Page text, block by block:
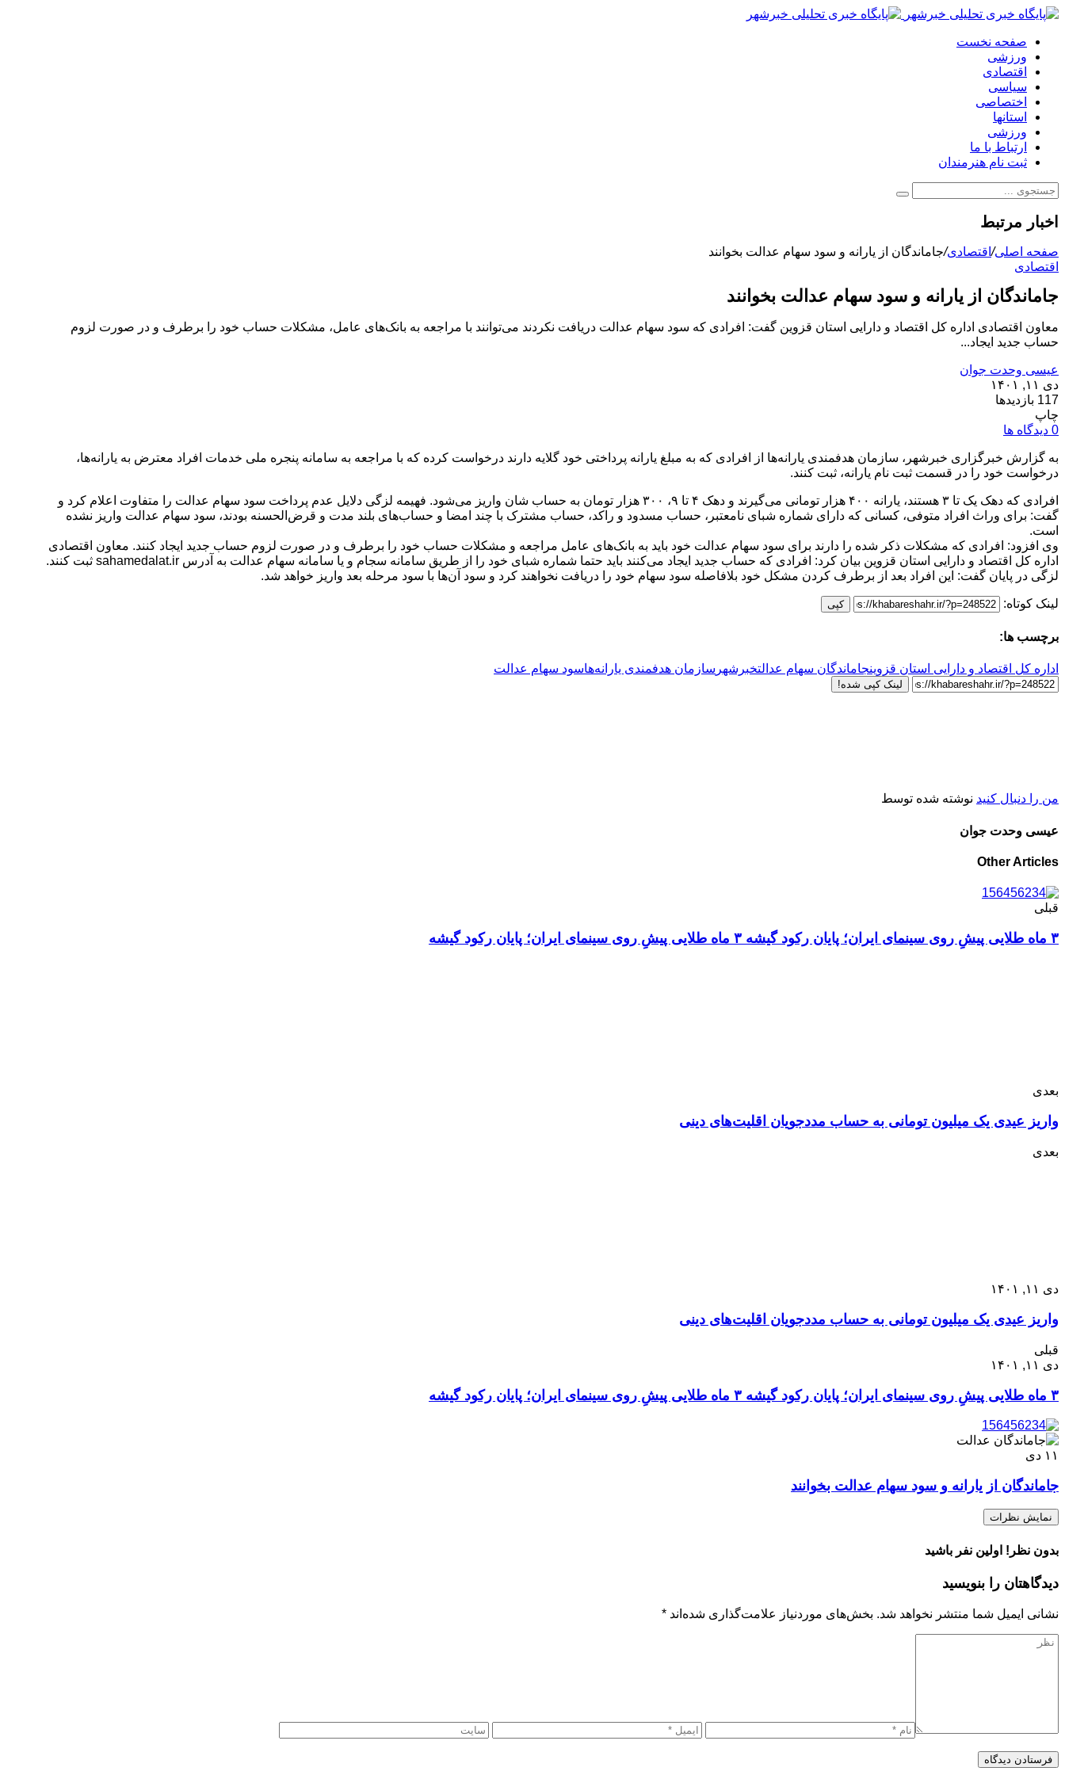
صفحه نخست
ورزشی
اقتصادی
سیاسی
اختصاصی
استانها
ورزشی
ارتباط با ما
ثبت نام هنرمندان
اخبار مرتبط
صفحه اصلی/اقتصادی/جاماندگان از یارانه و سود سهام عدالت بخوانند
اقتصادی
جاماندگان از یارانه و سود سهام عدالت بخوانند
معاون اقتصادی اداره کل اقتصاد و دارایی استان قزوین گفت: افرادی که سود سهام عدالت دریافت نکردند می‌توانند با مراجعه به بانک‌های عامل، مشکلات حساب خود را برطرف و در صورت لزوم
حساب جدید ایجاد...
عیسی وحدت جوان
دی ۱۱, ۱۴۰۱
117 بازدیدها
چاپ
0 دیدگاه ها
به گزارش خبرگزاری خبرشهر، سازمان هدفمندی یارانه‌ها از افرادی که به مبلغ یارانه پرداختی خود گلایه دارند درخواست کرده که با مراجعه به سامانه پنجره ملی خدمات افراد معترض به یارانه‌ها،
درخواست خود را در قسمت ثبت نام یارانه، ثبت کنند.
افرادی که دهک یک تا ۳ هستند، یارانه ۴۰۰ هزار تومانی می‌گیرند و دهک ۴ تا ۹، ۳۰۰ هزار تومان به حساب شان واریز می‌شود. فهیمه لزگی دلایل عدم پرداخت سود سهام عدالت را متفاوت اعلام کرد و
گفت: برای وراث افراد متوفی، کسانی که دارای شماره شبای نامعتبر، حساب مسدود و راکد، حساب مشترک با چند امضا و حساب‌های بلند مدت و قرض‌الحسنه بودند، سود سهام عدالت واریز نشده
است.
وی افزود: افرادی که مشکلات ذکر شده را دارند برای سود سهام عدالت خود باید به بانک‌های عامل مراجعه و مشکلات حساب خود را برطرف و در صورت لزوم حساب جدید ایجاد کنند. معاون اقتصادی
اداره کل اقتصاد و دارایی استان قزوین بیان کرد: افرادی که حساب جدید ایجاد می‌کنند باید حتما شماره شبای خود را از طریق سامانه سجام و یا سامانه سهام عدالت به آدرس sahamedalat.ir ثبت کنند.
لزگی در پایان گفت: این افراد بعد از برطرف کردن مشکل خود بلافاصله سود سهام خود را دریافت نخواهند کرد و سود آن‌ها با سود مرحله بعد واریز خواهد شد.
لینک کوتاه: کپی
برچسب ها:
اداره کل اقتصاد و دارایی استان قزوینجاماندگان سهام عدالتخبرشهر سازمان هدفمندی یارانه‌هاسود سهام عدالت
لینک کپی شده!
من را دنبال کنید نوشته شده توسط
عیسی وحدت جوان
Other Articles
قبلی
۳ ماه طلایی پیشِ روی سینمای ایران؛ پایان رکود گیشه ۳ ماه طلایی پیشِ روی سینمای ایران؛ پایان رکود گیشه
بعدی
واریز عیدی یک میلیون تومانی به حساب مددجویان اقلیت‌های دینی
بعدی
دی ۱۱, ۱۴۰۱
واریز عیدی یک میلیون تومانی به حساب مددجویان اقلیت‌های دینی
قبلی
دی ۱۱, ۱۴۰۱
۳ ماه طلایی پیشِ روی سینمای ایران؛ پایان رکود گیشه ۳ ماه طلایی پیشِ روی سینمای ایران؛ پایان رکود گیشه
۱۱ دی
جاماندگان از یارانه و سود سهام عدالت بخوانند
نمایش نظرات
بدون نظر! اولین نفر باشید
دیدگاهتان را بنویسید
نشانی ایمیل شما منتشر نخواهد شد. بخش‌های موردنیاز علامت‌گذاری شده‌اند *